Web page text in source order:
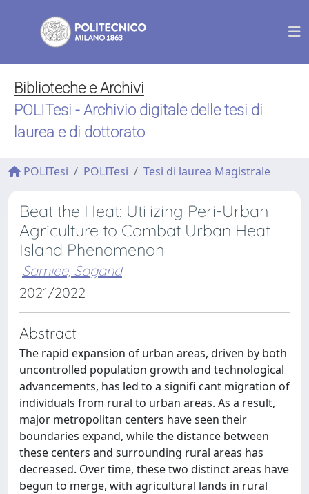
Biblioteche e Archivi
POLITesi - Archivio digitale delle tesi di
laurea e di dottorato
POLITesi POLITesi Tesi di laurea Magistrale
Beat the Heat: Utilizing Peri-Urban
Agriculture to Combat Urban Heat
Island Phenomenon
Samiee, Sogand
2021/2022
Abstract
The rapid expansion of urban areas, driven by both
uncontrolled population growth and technological
advancements, has led to a signifi cant migration of
individuals from rural to urban areas. As a result,
major metropolitan centers have seen their
boundaries expand, while the distance between
these centers and surrounding rural areas has
decreased. Over time, these two distinct areas have
begun to merge, with agricultural lands in rural